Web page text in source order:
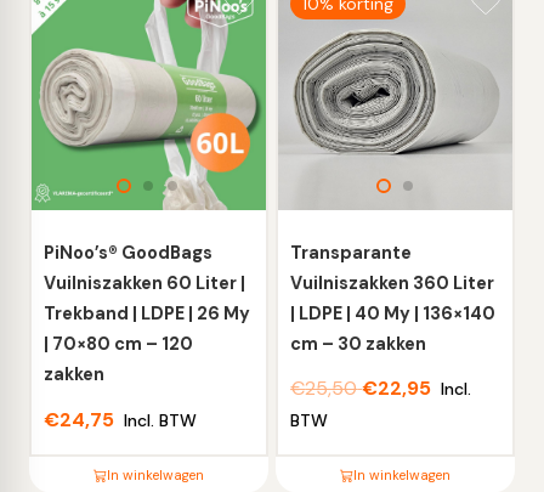
product
heeft
meerdere
variaties.
Deze
kan
worden
op
de
productpagina
product
meerdere
variaties.
Deze
worden
op
de
productpagina
PiNoo’s® GoodBags
Vuilniszakken 60 Liter |
Trekband | LDPE | 26 My
| 70×80 cm – 120
zakken
€24,75 Incl. BTW
In winkelwagen
Transparante
Vuilniszakken 360 Liter
| LDPE | 40 My | 136×140
cm – 30 zakken
€25,50€22,95 Incl.
BTW
In winkelwagen